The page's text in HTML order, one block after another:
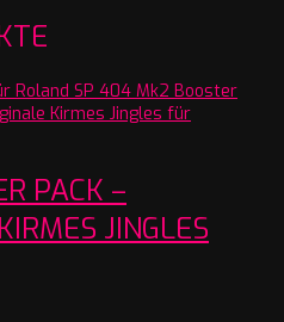
PACK –
JINGLES